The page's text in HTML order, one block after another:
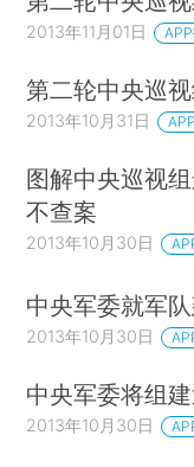
2013年11月01日
第二轮中央巡
2013年10月31日
图解中央巡视
不查案
2013年10月30日
中央军委就军
2013年10月30日
中央军委将组
2013年10月30日